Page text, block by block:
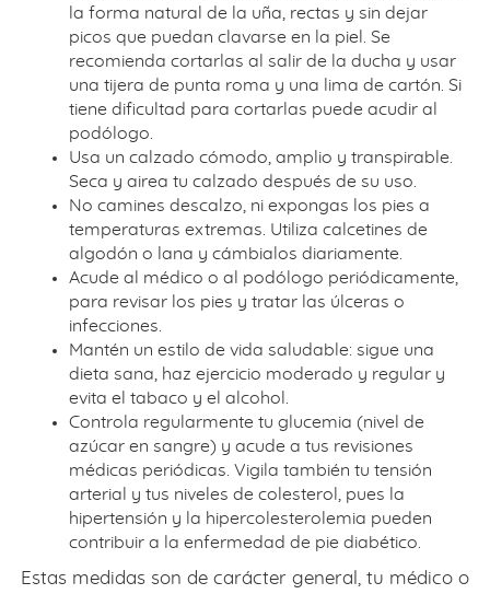
la forma natural de la uña, rectas y sin dejar
picos que puedan clavarse en la piel. Se
recomienda cortarlas al salir de la ducha y usar
una tijera de punta roma y una lima de cartón. Si
tiene dificultad para cortarlas puede acudir al
podólogo.
Usa un calzado cómodo, amplio y transpirable.
Seca y airea tu calzado después de su uso.
No camines descalzo, ni expongas los pies a
temperaturas extremas. Utiliza calcetines de
algodón o lana y cámbialos diariamente.
Acude al médico o al podólogo periódicamente,
para revisar los pies y tratar las úlceras o
infecciones.
Mantén un estilo de vida saludable: sigue una
dieta sana, haz ejercicio moderado y regular y
evita el tabaco y el alcohol.
Controla regularmente tu glucemia (nivel de
azúcar en sangre) y acude a tus revisiones
médicas periódicas. Vigila también tu tensión
arterial y tus niveles de colesterol, pues la
hipertensión y la hipercolesterolemia pueden
contribuir a la enfermedad de pie diabético.
Estas medidas son de carácter general, tu médico o